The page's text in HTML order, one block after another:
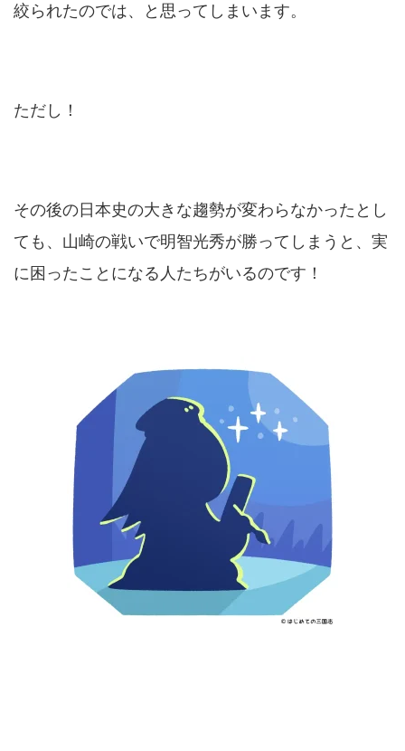
絞られたのでは、と思ってしまいます。
ただし！
その後の日本史の大きな趨勢が変わらなかったとし
ても、山崎の戦いで明智光秀が勝ってしまうと、実
に困ったことになる人たちがいるのです！